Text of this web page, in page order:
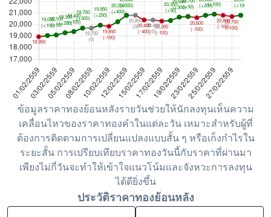
ข้อมูลราคาทองย้อนหลังรายวันช่วยให้นักลงทุนเห็นความ
เคลื่อนไหวของราคาทองคำในแต่ละวัน เหมาะสำหรับผู้ที่
ต้องการติดตามการเปลี่ยนแปลงแบบสั้น ๆ หรือเก็งกำไรใน
ระยะสั้น การเปรียบเทียบราคาทองวันนี้กับราคาที่ผ่านมา
เพียงไม่กี่วันจะทำให้เข้าใจแนวโน้มและจังหวะการลงทุน
ได้ดียิ่งขึ้น
ประวัติราคาทองย้อนหลัง